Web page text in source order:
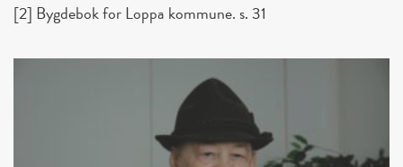
[2] Bygdebok for Loppa kommune. s. 31